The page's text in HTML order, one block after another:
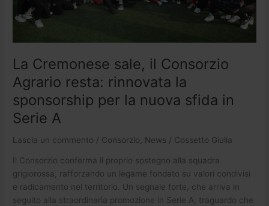
La Cremonese sale, il Consorzio
Agrario resta: rinnovata la
sponsorship per la nuova sfida in
Serie A
Lascia un commento / Consorzio News / Cossetto Giulia
Il Consorzio conferma il proprio sostegno alla squadra
grigiorossa, rafforzando un legame fondato su valori condivisi
e radicamento nel territorio. Un segnale forte, che arriva in
seguito alla straordinaria promozione in Serie A, traguardo che
la
sponsorship
per
nuova
sfida
Serie
A